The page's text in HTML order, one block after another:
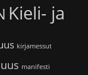
Kieli- ja
kirjamessut
manifesti